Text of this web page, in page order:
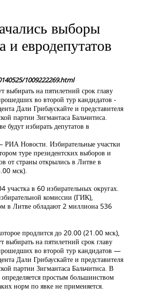
выборы
и евродепутатов
1009222269.html
выбирать на пятилетний срок главу
во второй тур кандидатов -
Дали Грибаускайте и представителя
партии Зигмантаса Бальчитиса.
будут избирать депутатов в
Новости. Избирательные участки
туре президентских выборов и
от страны открылись в Литве в
мск).
участка в 60 избирательных округах.
комиссии (ГИК),
в Литве обладают 2 миллиона 536
продлится до 20.00 (21.00 мск),
выбирать на пятилетний срок главу
во второй тур кандидатов —
Дали Грибаускайте и представителя
партии Зигмантаса Бальчитиса. В
определяется простым большинством
норм по явке не применяется.